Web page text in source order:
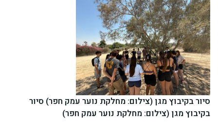
סיור בקיבוץ מגן (צילום: מחלקת נוער עמק חפר) סיור
בקיבוץ מגן (צילום: מחלקת נוער עמק חפר)